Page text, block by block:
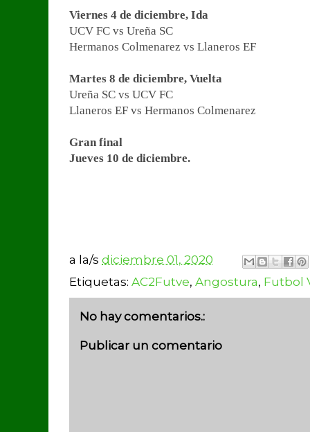
Viernes 4 de diciembre, Ida
UCV FC vs Ureña SC
Hermanos Colmenarez vs Llaneros EF
Martes 8 de diciembre, Vuelta
Ureña SC vs UCV FC
Llaneros EF vs Hermanos Colmenarez
Gran final
Jueves 10 de diciembre.
a la/s diciembre 01, 2020
Etiquetas: AC2Futve, Angostura, Futbol
No hay comentarios.:
Publicar un comentario